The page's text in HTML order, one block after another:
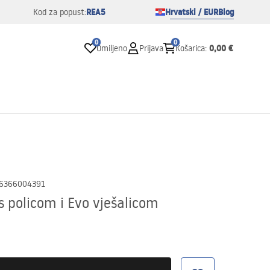
Kod za popust:REA5 Hrvatski / EURBlog
0
Omiljeno Prijava
0
Košarica: 0,00 €
policom i Evo vješalicom